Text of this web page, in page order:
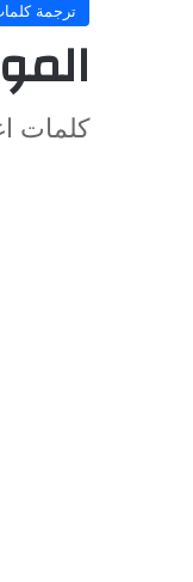
ترجمة
كلمات